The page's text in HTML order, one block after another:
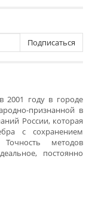
Подписаться
2001 году в городе
признанной в
России, которая
с сохранением
методов
постоянно